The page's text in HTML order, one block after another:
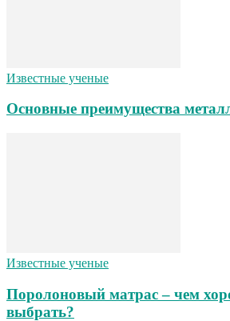
Известные ученые
Основные преимущества
Известные ученые
Поролоновый матрас – чем
выбрать?